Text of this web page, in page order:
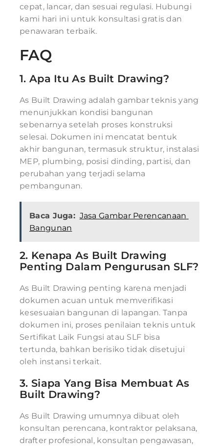
cepat, lancar, dan sesuai regulasi. Hubungi
kami hari ini untuk konsultasi gratis dan
penawaran terbaik.
FAQ
1. Apa Itu As Built Drawing?
As Built Drawing adalah gambar teknis yang
menunjukkan kondisi bangunan
sebenarnya setelah proses konstruksi
selesai. Dokumen ini mencatat bentuk
akhir bangunan, termasuk struktur, instalasi
MEP, plumbing, posisi dinding, partisi, dan
perubahan yang terjadi selama
pembangunan.
Baca Juga: Jasa Gambar Perencanaan
Bangunan
2. Kenapa As Built Drawing
Penting Dalam Pengurusan SLF?
As Built Drawing penting karena menjadi
dokumen acuan untuk memverifikasi
kesesuaian bangunan di lapangan. Tanpa
dokumen ini, proses penilaian teknis untuk
Sertifikat Laik Fungsi atau SLF bisa
tertunda, bahkan berisiko tidak disetujui
oleh instansi terkait.
3. Siapa Yang Bisa Membuat As
Built Drawing?
As Built Drawing umumnya dibuat oleh
konsultan perencana, kontraktor pelaksana,
drafter profesional, konsultan pengawasan,